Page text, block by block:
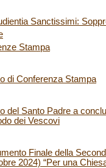
Sanctissimi:
Stampa
di Conferenza Stampa
del Santo Padre a
dei Vescovi
Finale della
2024) “Per una